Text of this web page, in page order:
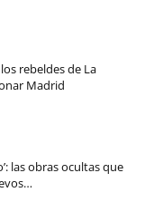
rebeldes de La
Madrid
las obras ocultas que